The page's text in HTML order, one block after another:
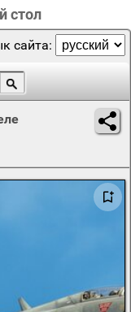
стол
сайта: